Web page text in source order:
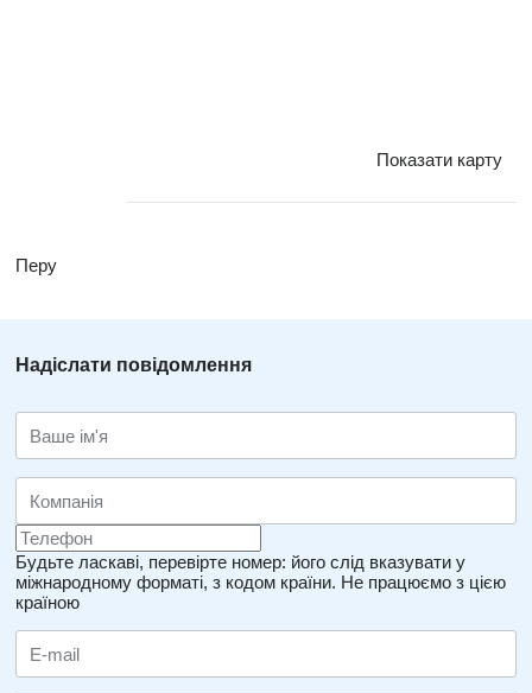
Показати карту
Перу
Надіслати повідомлення
Будьте ласкаві, перевірте номер: його слід вказувати у
міжнародному форматі, з кодом країни. Не працюємо з цією
країною